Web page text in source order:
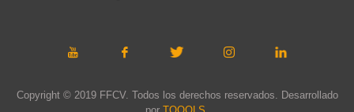
Copyright © 2019 FFCV. Todos los derechos reservados. Desarrollado